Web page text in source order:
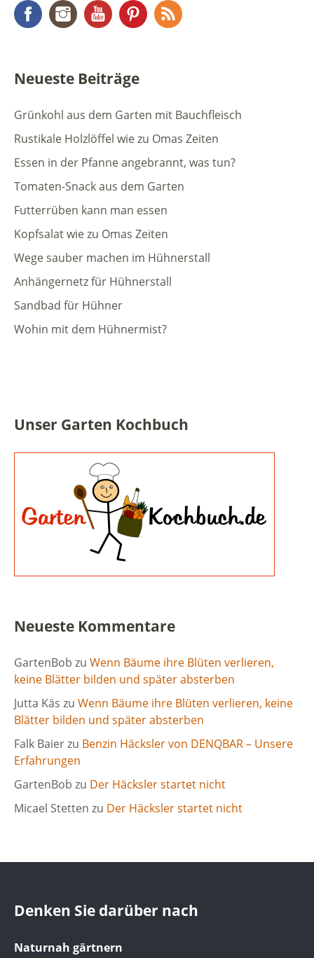
FacebookInstagramYouTubePinterest
Neueste Beiträge
Grünkohl aus dem Garten mit Bauchfleisch
Rustikale Holzlöffel wie zu Omas Zeiten
Essen in der Pfanne angebrannt, was tun?
Tomaten-Snack aus dem Garten
Futterrüben kann man essen
Kopfsalat wie zu Omas Zeiten
Wege sauber machen im Hühnerstall
Anhängernetz für Hühnerstall
Sandbad für Hühner
Wohin mit dem Hühnermist?
Unser Garten Kochbuch
Neueste Kommentare
GartenBob zu Wenn Bäume ihre Blüten verlieren,
keine Blätter bilden und später absterben
Jutta Käs zu Wenn Bäume ihre Blüten verlieren, keine
Blätter bilden und später absterben
Falk Baierzu Benzin Häcksler von DENQBAR – Unsere
Erfahrungen
GartenBob zu Der Häcksler startet nicht
Micael Stetten zu Der Häcksler startet nicht
Denken Sie darüber nach
Naturnah gärtnern